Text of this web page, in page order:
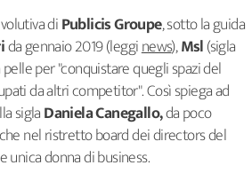
diPublicis Groupe, sotto la guida
da gennaio 2019 (legginews),Msl(sigla
per "conquistare quegli spazi del
da altri competitor". Così spiega ad
siglaDaniela Canegallo,da poco
nel ristretto board dei directors del
donna di business.